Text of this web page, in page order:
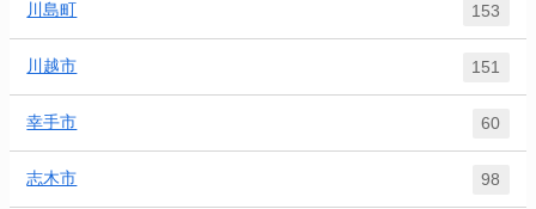
川島町 153
川越市 151
幸手市 60
志木市 98